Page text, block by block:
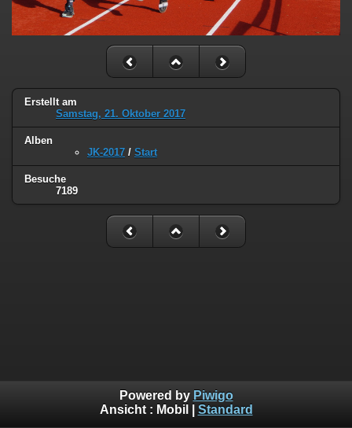
Erstellt am
Samstag, 21. Oktober 2017
Alben
JK-2017 / Start
Besuche
7189
Powered by Piwigo
Ansicht : Mobil Standard